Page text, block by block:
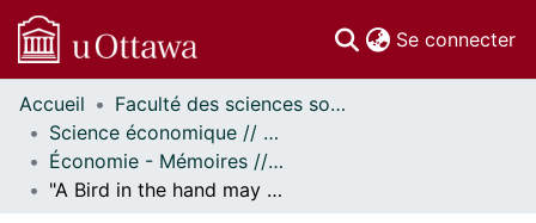
Se connecter
Communautés
et collections
Parcourir
Statistiques
Accueil
Faculté des sciences sociales // Faculty of Social Sciences
Science économique // Economics
Économie - Mémoires // Economics - Research Papers
"A Bird in the hand may be worth two in the bush" Canada's Equalization System and the Natural Resource Dilemma: A Review and Reform Proposal